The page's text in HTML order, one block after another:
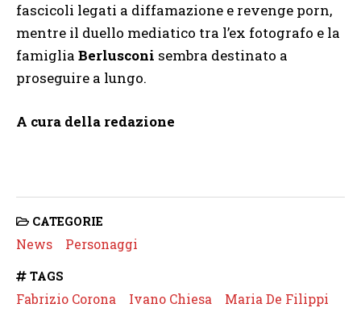
fascicoli legati a diffamazione e revenge porn,
mentre il duello mediatico tra l’ex fotografo e la
famiglia Berlusconi sembra destinato a
proseguire a lungo.
A cura della redazione
CATEGORIE
News Personaggi
TAGS
Fabrizio Corona Ivano Chiesa
Maria De Filippi